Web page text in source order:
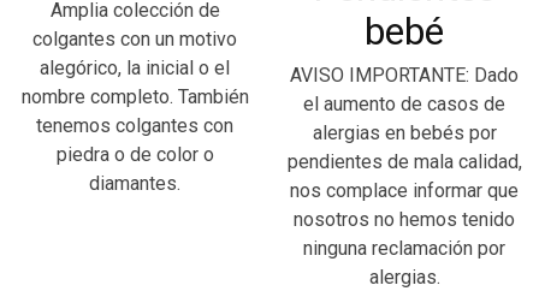
Amplia colección de
colgantes con un motivo
alegórico, la inicial o el
nombre completo. También
tenemos colgantes con
piedra o de color o
diamantes.
bebé
AVISO IMPORTANTE: Dado
el aumento de casos de
alergias en bebés por
pendientes de mala calidad,
nos complace informar que
nosotros no hemos tenido
ninguna reclamación por
alergias.